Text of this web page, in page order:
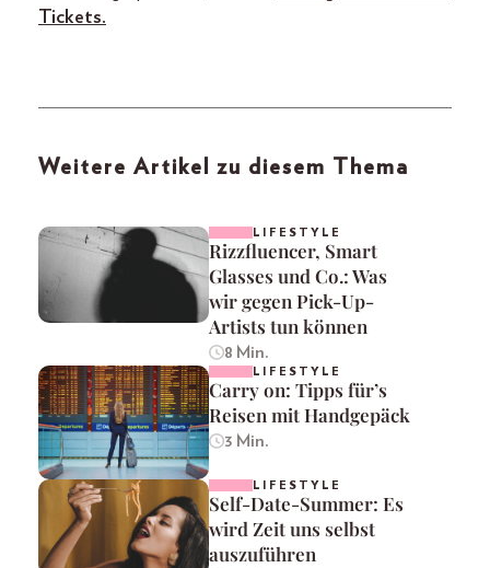
Tickets.
Weitere Artikel zu diesem Thema
LIFESTYLE
Rizzfluencer, Smart
Glasses und Co.: Was
wir gegen Pick-Up-
Artists tun können
8 Min.
LIFESTYLE
Carry on: Tipps für’s
Reisen mit Handgepäck
3 Min.
LIFESTYLE
Self-Date-Summer: Es
wird Zeit uns selbst
auszuführen